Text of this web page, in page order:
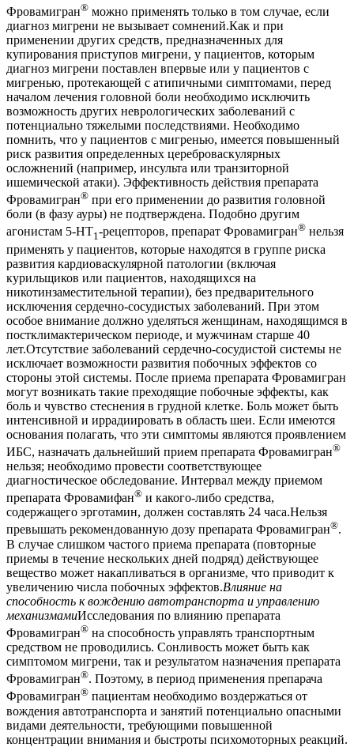
Фровамигран® можно применять только в том случае, если
диагноз мигрени не вызывает сомнений.Как и при
применении других средств, предназначенных для
купирования приступов мигрени, у пациентов, которым
диагноз мигрени поставлен впервые или у пациентов с
мигренью, протекающей с атипичными симптомами, перед
началом лечения головной боли необходимо исключить
возможность других неврологических заболеваний с
потенциально тяжелыми последствиями. Необходимо
помнить, что у пациентов с мигренью, имеется повышенный
риск развития определенных цереброваскулярных
осложнений (например, инсульта или транзиторной
ишемической атаки). Эффективность действия препарата
Фровамигран® при его применении до развития головной
боли (в фазу ауры) не подтверждена. Подобно другим
агонистам 5-НТ1 -рецепторов, препарат Фровамигран® нельзя
применять у пациентов, которые находятся в группе риска
развития кардиоваскулярной патологии (включая
курильщиков или пациентов, находящихся на
никотинзаместительной терапии), без предварительного
исключения сердечно-сосудистых заболеваний. При этом
особое внимание должно уделяться женщинам, находящимся в
постклимактерическом периоде, и мужчинам старше 40
лет.Отсутствие заболеваний сердечно-сосудистой системы не
исключает возможности развития побочных эффектов со
стороны этой системы. После приема препарата Фровамигран
могут возникать такие преходящие побочные эффекты, как
боль и чувство стеснения в грудной клетке. Боль может быть
интенсивной и иррадиировать в область шеи. Если имеются
основания полагать, что эти симптомы являются проявлением
ИБС, назначать дальнейший прием препарата Фровамигран®
нельзя; необходимо провести соответствующее
диагностическое обследование. Интервал между приемом
препарата Фровамифан® и какого-либо средства,
содержащего эрготамин, должен составлять 24 часа.Нельзя
превышать рекомендованную дозу препарата Фровамигран®.
В случае слишком частого приема препарата (повторные
приемы в течение нескольких дней подряд) действующее
вещество может накапливаться в организме, что приводит к
увеличению числа побочных эффектов.Влияние на
способность к вождению автотранспорта и управлению
механизмамиИсследования по влиянию препарата
Фровамигран® на способность управлять транспортным
средством не проводились. Сонливость может быть как
симптомом мигрени, так и результатом назначения препарата
Фровамигран®. Поэтому, в период применения препарача
Фровамигран® пациентам необходимо воздержаться от
вождения автотранспорта и занятий потенциально опасными
видами деятельности, требующими повышенной
концентрации внимания и быстроты психомоторных реакций.